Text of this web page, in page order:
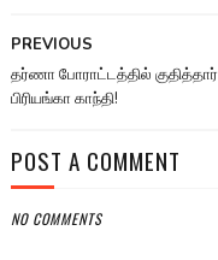
PREVIOUS
தர்ணா போராட்டத்தில் குதித்தார்
பிரியங்கா காந்தி!
POST A COMMENT
NO COMMENTS